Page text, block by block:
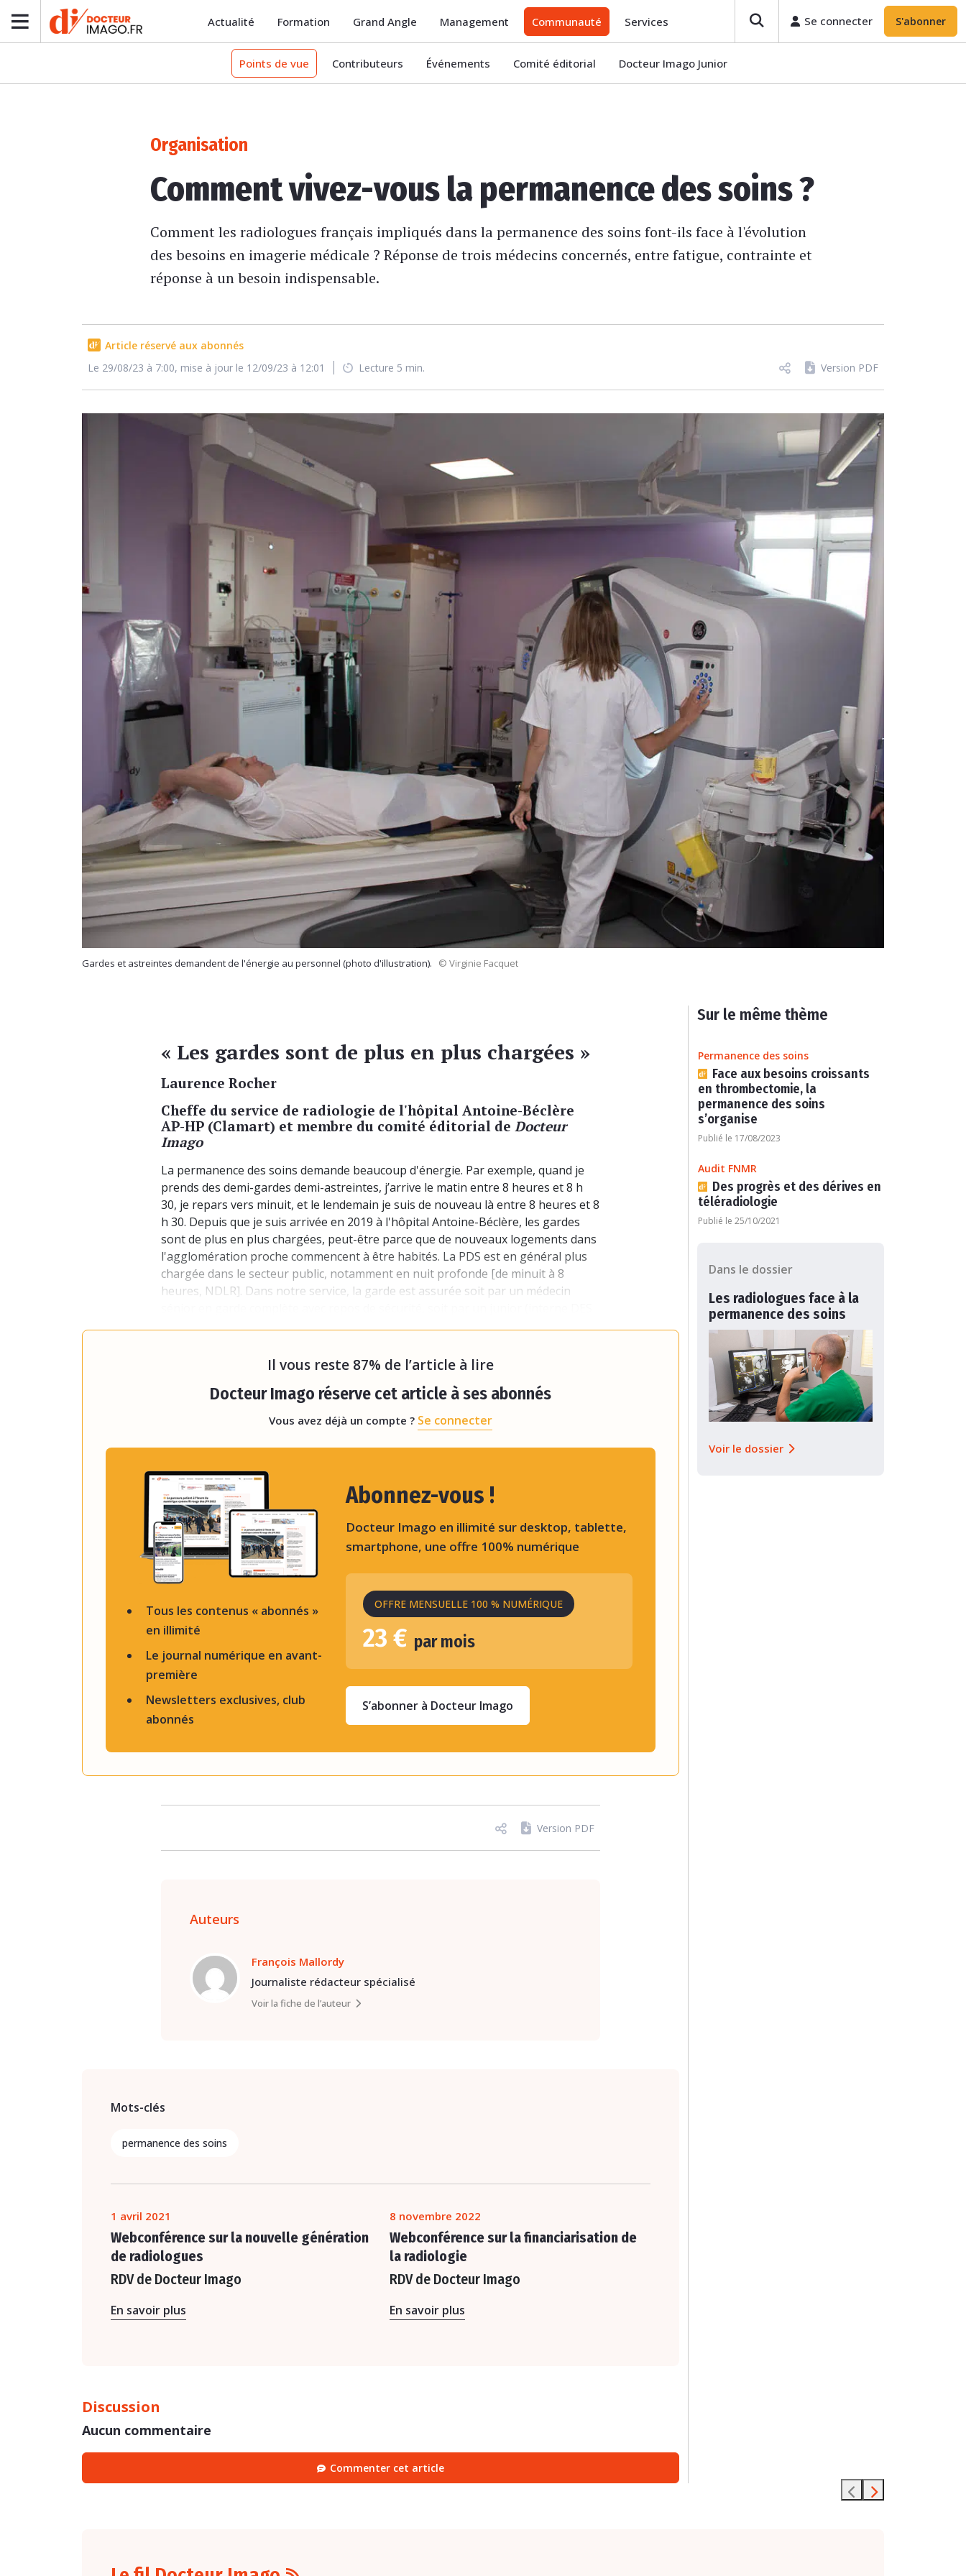
Actualité Formation Grand Angle Management Communauté Services Se connecter S'abonner
Points de vue Contributeurs Événements Comité éditorial Docteur Imago Junior
Organisation
Comment vivez-vous la permanence des soins ?
Comment les radiologues français impliqués dans la permanence des soins font-ils face à l'évolution
des besoins en imagerie médicale ? Réponse de trois médecins concernés, entre fatigue, contrainte et
réponse à un besoin indispensable.
Article réservé aux abonnés
Le 29/08/23 à 7:00, mise à jour le 12/09/23 à 12:01
Lecture 5 min. Version PDF
Gardes et astreintes demandent de l'énergie au personnel (photo d'illustration). © Virginie Facquet
« Les gardes sont de plus en plus chargées »
Laurence Rocher
Cheffe du service de radiologie de l'hôpital Antoine-Béclère
AP-HP (Clamart) et membre du comité éditorial de Docteur
Imago
La permanence des soins demande beaucoup d'énergie. Par exemple, quand je
prends des demi-gardes demi-astreintes, j’arrive le matin entre 8 heures et 8 h
30, je repars vers minuit, et le lendemain je suis de nouveau là entre 8 heures et 8
h 30. Depuis que je suis arrivée en 2019 à l'hôpital Antoine-Béclère, les gardes
sont de plus en plus chargées, peut-être parce que de nouveaux logements dans
l'agglomération proche commencent à être habités. La PDS est en général plus
chargée dans le secteur public, notamment en nuit profonde [de minuit à 8
heures, NDLR]. Dans notre service, la garde est assurée soit par un médecin
Il vous reste 87% de l’article à lire
Docteur Imago réserve cet article à ses abonnés
Vous avez déjà un compte ? Se connecter
Tous les contenus « abonnés »
en illimité
Le journal numérique en avant-
première
Newsletters exclusives, club
abonnés
Abonnez-vous !
Docteur Imago en illimité sur desktop, tablette,
smartphone, une offre 100% numérique
OFFRE MENSUELLE 100 % NUMÉRIQUE
23 € par mois
S’abonner à Docteur Imago
Version PDF
Auteurs
François Mallordy
Journaliste rédacteur spécialisé
Voir la fiche de l’auteur
Mots-clés
permanence des soins
1 avril 2021
Webconférence sur la nouvelle génération
de radiologues
RDV de Docteur Imago
En savoir plus
8 novembre 2022
Webconférence sur la financiarisation de
la radiologie
RDV de Docteur Imago
En savoir plus
Discussion
Aucun commentaire
Commenter cet article
Sur le même thème
Permanence des soins
Face aux besoins croissants
en thrombectomie, la
permanence des soins
s’organise
Publié le 17/08/2023
Audit FNMR
Des progrès et des dérives en
téléradiologie
Publié le 25/10/2021
Dans le dossier
Les radiologues face à la
permanence des soins
Voir le dossier